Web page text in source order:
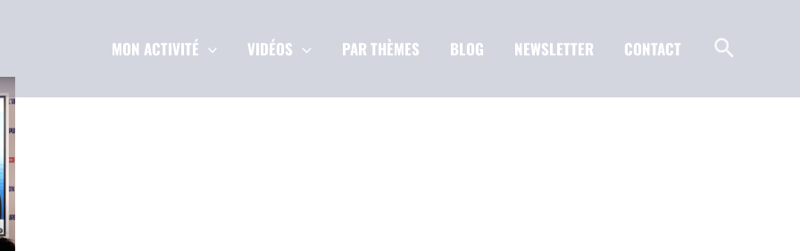
MON ACTIVITÉ VIDÉOS PAR THÈMES BLOG NEWSLETTER CONTACT